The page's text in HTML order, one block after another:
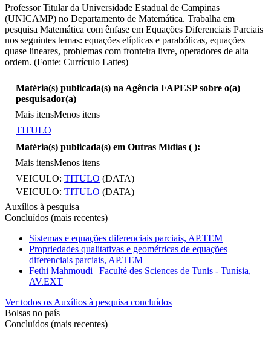
Professor Titular da Universidade Estadual de Campinas
(UNICAMP) no Departamento de Matemática. Trabalha em
pesquisa Matemática com ênfase em Equações Diferenciais Parciais
nos seguintes temas: equações elípticas e parabólicas, equações
quase lineares, problemas com fronteira livre, operadores de alta
ordem. (Fonte: Currículo Lattes)
Matéria(s) publicada(s) na Agência FAPESP sobre o(a)
pesquisador(a)
Mais itensMenos itens
TITULO
Matéria(s) publicada(s) em Outras Mídias ( ):
Mais itensMenos itens
VEICULO: TITULO (DATA)
VEICULO: TITULO (DATA)
Auxílios à pesquisa
Concluídos (mais recentes)
Sistemas e equações diferenciais parciais, AP.TEM
Propriedades qualitativas e geométricas de equações
diferenciais parciais, AP.TEM
Fethi Mahmoudi | Faculté des Sciences de Tunis - Tunísia,
AV.EXT
Ver todos os Auxílios à pesquisa concluídos
Bolsas no país
Concluídos (mais recentes)